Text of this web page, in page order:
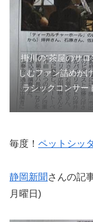
掛川の“茶屋のサ
しむファン詰めか
ラシックコンサー
毎度！ ペットシッ
静岡新聞 さんの記
月曜日)